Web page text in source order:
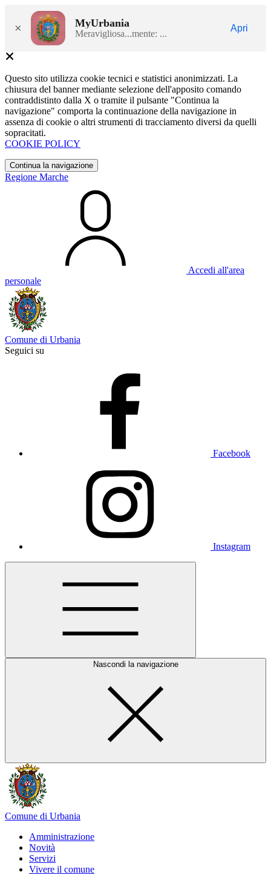
× MyUrbania
Meravigliosa...mente: ...
Apri
Questo sito utilizza cookie tecnici e statistici anonimizzati. La
chiusura del banner mediante selezione dell'apposito comando
contraddistinto dalla X o tramite il pulsante "Continua la
navigazione" comporta la continuazione della navigazione in
assenza di cookie o altri strumenti di tracciamento diversi da quelli
sopracitati.
COOKIE POLICY
Continua la navigazione
Regione Marche
Accedi all'area
personale
Comune di Urbania
Seguici su
Facebook
Instagram
Nascondi la navigazione
Comune di Urbania
Amministrazione
Novità
Servizi
Vivere il comune